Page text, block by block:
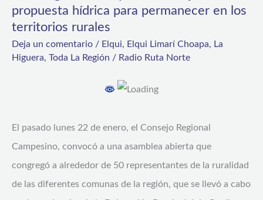
propuesta hídrica para permanecer en los
territorios rurales
Deja un comentario / Elqui, Elqui Limarí Choapa, La
Higuera, Toda La Región / Radio Ruta Norte
El pasado lunes 22 de enero, el Consejo Regional
Campesino, convocó a una asamblea abierta que
congregó a alrededor de 50 representantes de la ruralidad
de las diferentes comunas de la región, que se llevó a cabo
tres
provincias:
Consejo